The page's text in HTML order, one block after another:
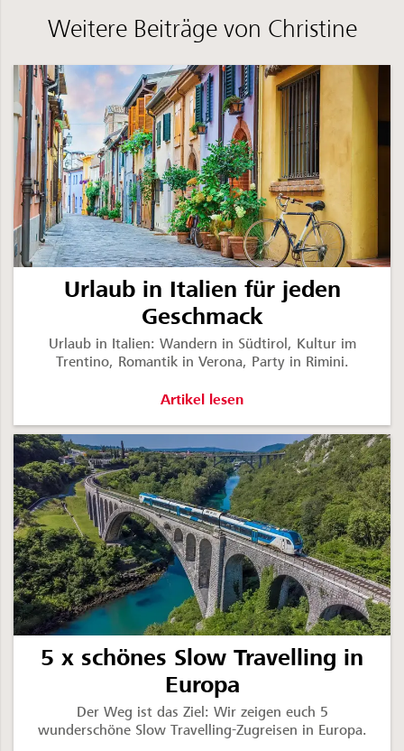
Weitere Beiträge von Christine
Urlaub in Italien für jeden
Geschmack
Urlaub in Italien: Wandern in Südtirol, Kultur im
Trentino, Romantik in Verona, Party in Rimini.
Urlaub in Italien für jeden
Artikel lesen
5 x schönes Slow Travelling in
Europa
Der Weg ist das Ziel: Wir zeigen euch 5
wunderschöne Slow Travelling-Zugreisen in Europa.